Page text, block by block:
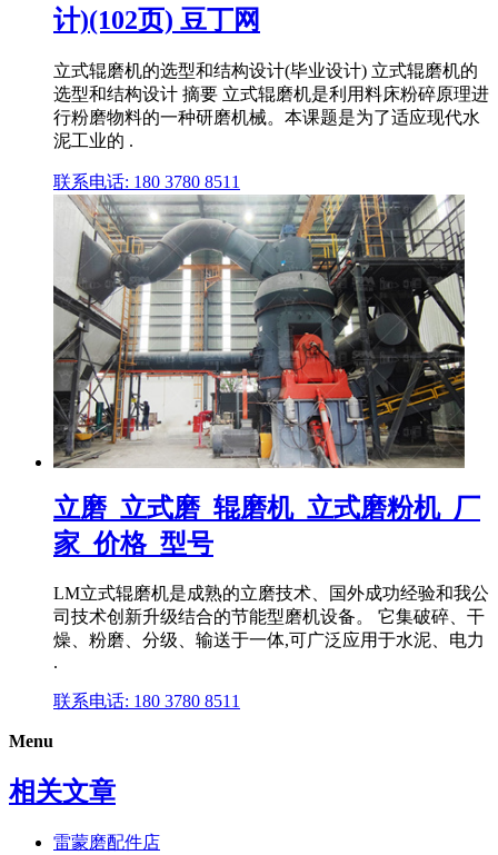
计)(102页) 豆丁网
立式辊磨机的选型和结构设计(毕业设计) 立式辊磨机的
选型和结构设计 摘要 立式辊磨机是利用料床粉碎原理进
行粉磨物料的一种研磨机械。本课题是为了适应现代水
泥工业的 .
联系电话: 180 3780 8511
立磨_立式磨_辊磨机_立式磨粉机_厂
家_价格_型号
LM立式辊磨机是成熟的立磨技术、国外成功经验和我公
司技术创新升级结合的节能型磨机设备。 它集破碎、干
燥、粉磨、分级、输送于一体,可广泛应用于水泥、电力
.
联系电话: 180 3780 8511
Menu
相关文章
雷蒙磨配件店